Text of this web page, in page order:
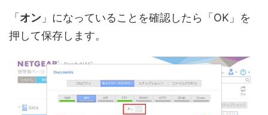
「オン 」になっていることを確認したら「OK」を
押して保存します。